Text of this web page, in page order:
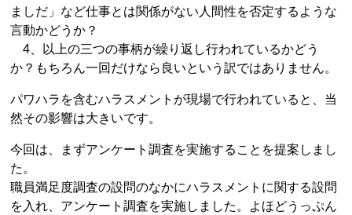
ましだ」など仕事とは関係がない人間性を否定するような
言動かどうか？
4、以上の三つの事柄が繰り返し行われているかどう
か？もちろん一回だけなら良いという訳ではありません。
パワハラを含むハラスメントが現場で行われていると、当
然その影響は大きいです。
今回は、まずアンケート調査を実施することを提案しまし
た。
職員満足度調査の設問のなかにハラスメントに関する設問
を入れ、アンケート調査を実施しました。よほどうっぷん